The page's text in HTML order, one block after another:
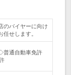
のバイヤーに向け
せします。
普通自動車免許